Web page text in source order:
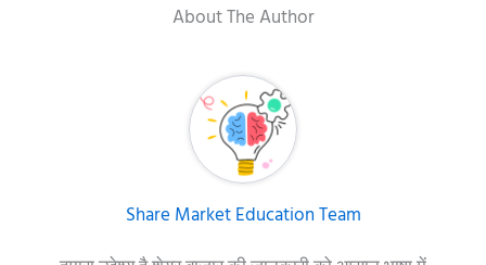
About The Author
Share Market Education Team